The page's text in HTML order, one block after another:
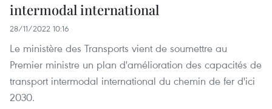
intermodal international
28/11/2022 10:16
Le ministère des Transports vient de soumettre au
Premier ministre un plan d'amélioration des capacités de
transport intermodal international du chemin de fer d'ici
2030.